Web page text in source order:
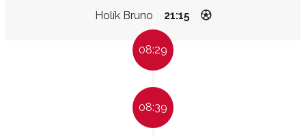
Holík Bruno 21:15
08:29
08:39